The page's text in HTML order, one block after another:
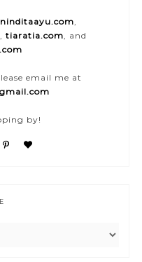
tiaratia.com , and
email me at
by!